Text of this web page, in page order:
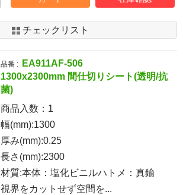
チェックリスト
品番 :
EA911AF-506
1300x2300mm 間仕切りシート(透明/抗
菌)
商品入数： 1
幅(mm):1300
厚み(mm):0.25
長さ(mm):2300
材質:本体：塩化ビニルハトメ：真鍮
視界をカットせず空間を...